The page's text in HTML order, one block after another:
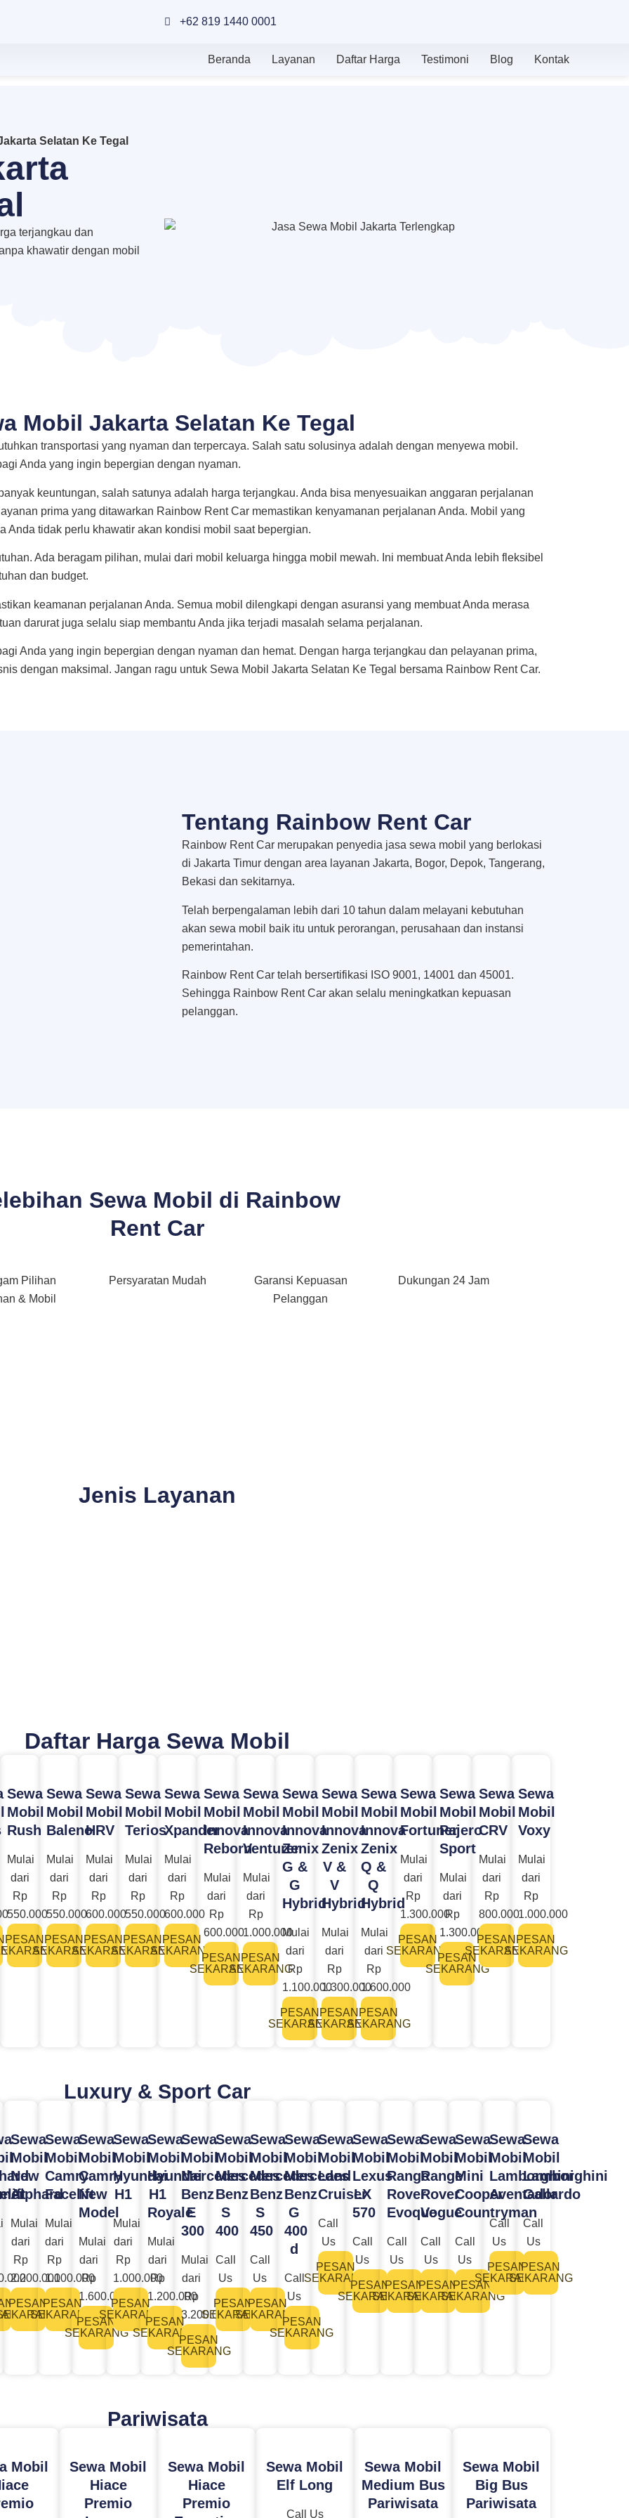
+62 819 1440 0001
Beranda Layanan Daftar Harga Testimoni Blog Kontak
Selatan Ke Tegal
terjangkau dan
khawatir dengan mobil
Mobil Jakarta Selatan Ke Tegal
transportasi yang nyaman dan terpercaya. Salah satu solusinya adalah dengan menyewa mobil.
Anda yang ingin bepergian dengan nyaman.
keuntungan, salah satunya adalah harga terjangkau. Anda bisa menyesuaikan anggaran perjalanan
prima yang ditawarkan Rainbow Rent Car memastikan kenyamanan perjalanan Anda. Mobil yang
Anda tidak perlu khawatir akan kondisi mobil saat bepergian.
Ada beragam pilihan, mulai dari mobil keluarga hingga mobil mewah. Ini membuat Anda lebih fleksibel
dan budget.
keamanan perjalanan Anda. Semua mobil dilengkapi dengan asuransi yang membuat Anda merasa
darurat juga selalu siap membantu Anda jika terjadi masalah selama perjalanan.
Anda yang ingin bepergian dengan nyaman dan hemat. Dengan harga terjangkau dan pelayanan prima,
dengan maksimal. Jangan ragu untuk Sewa Mobil Jakarta Selatan Ke Tegal bersama Rainbow Rent Car.
Tentang Rainbow Rent Car
Rainbow Rent Car merupakan penyedia jasa sewa mobil yang berlokasi
di Jakarta Timur dengan area layanan Jakarta, Bogor, Depok, Tangerang,
Bekasi dan sekitarnya.
Telah berpengalaman lebih dari 10 tahun dalam melayani kebutuhan
akan sewa mobil baik itu untuk perorangan, perusahaan dan instansi
pemerintahan.
Rainbow Rent Car telah bersertifikasi ISO 9001, 14001 dan 45001.
Sehingga Rainbow Rent Car akan selalu meningkatkan kepuasan
pelanggan.
Sewa Mobil di Rainbow
Rent Car
Pilihan
& Mobil
Persyaratan Mudah
Garansi Kepuasan
Pelanggan
Dukungan 24 Jam
Jenis Layanan
Daftar Harga Sewa Mobil
Sewa
Mobil
Rush
Mulai
dari
Rp
550.000
PESAN
Sewa
Mobil
Baleno
Mulai
dari
Rp
550.000
PESAN
SEKARANG
Sewa
Mobil
HRV
Mulai
dari
Rp
600.000
PESAN
SEKARANG
Sewa
Mobil
Terios
Mulai
dari
Rp
550.000
PESAN
SEKARANG
Sewa
Mobil
Xpander
Mulai
dari
Rp
600.000
PESAN
SEKARANG
Sewa
Mobil
Innova
Reborn
Mulai
dari
Rp
600.000
PESAN
SEKARANG
Sewa
Mobil
Innova
Venturer
Mulai
dari
Rp
1.000.000
PESAN
SEKARANG
Sewa
Mobil
Innova
Zenix
G &
G
Hybrid
Mulai
dari
Rp
1.100.000
PESAN
SEKARANG
Sewa
Mobil
Innova
Zenix
V &
V
Hybrid
Mulai
dari
Rp
1.300.000
PESAN
SEKARANG
Sewa
Mobil
Innova
Zenix
Q &
Q
Hybrid
Mulai
dari
Rp
1.600.000
PESAN
SEKARANG
Sewa
Mobil
Fortuner
Mulai
dari
Rp
1.300.000
PESAN
SEKARANG
Sewa
Mobil
Pajero
Sport
Mulai
dari
Rp
1.300.000
PESAN
SEKARANG
Sewa
Mobil
CRV
Mulai
dari
Rp
800.000
PESAN
SEKARANG
Sewa
Mobil
Voxy
Mulai
dari
Rp
1.000.000
PESAN
SEKARANG
Luxury & Sport Car
Sewa
Mobil
New
Alphard
Mulai
dari
Rp
2.200.000
PESAN
Sewa
Mobil
Camry
Facelift
Mulai
dari
Rp
1.100.000
PESAN
SEKARANG
Sewa
Mobil
Camry
New
Model
Mulai
dari
Rp
1.600.000
PESAN
SEKARANG
Sewa
Mobil
Hyundai
H1
Mulai
dari
Rp
1.000.000
PESAN
SEKARANG
Sewa
Mobil
Hyundai
H1
Royale
Mulai
dari
Rp
1.200.000
PESAN
SEKARANG
Sewa
Mobil
Mercedes
Benz
E
300
Mulai
dari
Rp
3.200.000​
PESAN
SEKARANG
Sewa
Mobil
Mercedes
Benz
S
400
Call
Us
PESAN
SEKARANG
Sewa
Mobil
Mercedes
Benz
S
450
Call
Us
PESAN
SEKARANG
Sewa
Mobil
Mercedes
Benz
G
400
d
Call
Us
PESAN
SEKARANG
Sewa
Mobil
Land
Cruiser
Call
Us
PESAN
SEKARANG
Sewa
Mobil
Lexus
LX
570
Call
Us
PESAN
SEKARANG
Sewa
Mobil
Range
Rover
Evoque
Call
Us
PESAN
SEKARANG
Sewa
Mobil
Range
Rover
Vogue
Call
Us
PESAN
SEKARANG
Sewa
Mobil
Mini
Cooper
Countryman
Call
Us
PESAN
SEKARANG
Sewa
Mobil
Lamborghini
Aventador
Call
Us
PESAN
SEKARANG
Sewa
Mobil
Lamborghini
Gallardo
Call
Us
PESAN
SEKARANG
Pariwisata
Mobil
Sewa Mobil
Hiace
Premio
Sewa Mobil
Hiace
Premio
Sewa Mobil
Elf Long
Call Us
Sewa Mobil
Medium Bus
Pariwisata
Sewa Mobil
Big Bus
Pariwisata